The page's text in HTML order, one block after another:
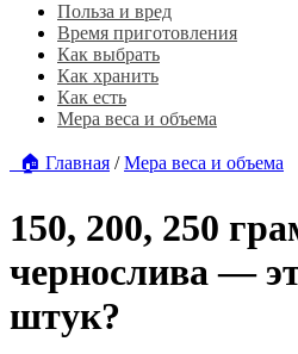
Польза и вред
Время приготовления
Как выбрать
Как хранить
Как есть
Мера веса и объема
🏠 Главная /Мера веса и объема
150, 200, 250
чернослива —
штук?